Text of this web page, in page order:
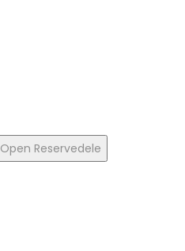
Open Reservedele